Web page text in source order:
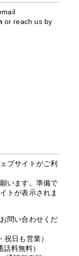
or reach us by
ブサイトがご利
います。準備で
トが表示されま
問い合わせくだ
日も営業）
料無料）